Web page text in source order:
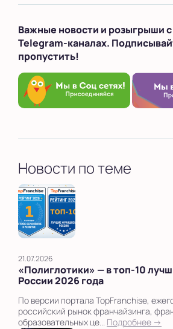
Важные новости и розыгрыши с
Telegram-каналах.
пропустить!
Новости по теме
21.07.2026
«Полиглотики» — в топ‑10
России 2026 года
По версии портала TopFranchise,
российский рынок франчайзинга,
образовательных це... Подробнее →